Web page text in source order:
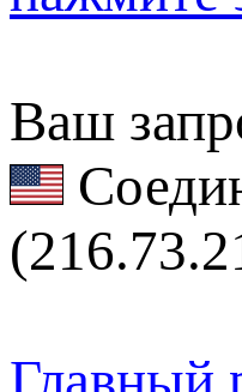
Ваш